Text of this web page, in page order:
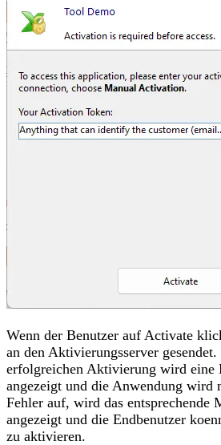
Wenn der Benutzer auf Activate
an den Aktivierungsserver
erfolgreichen Aktivierung wird eine
angezeigt und die Anwendung wird
Fehler auf, wird das entsprechende
angezeigt und die Endbenutzer
zu aktivieren.